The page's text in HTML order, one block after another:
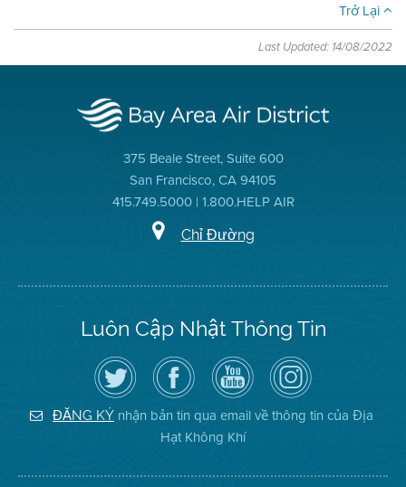
Trở Lại
Last Updated: 14/08/2022
375 Beale Street, Suite 600
San Francisco, CA 94105
415.749.5000 | 1.800.HELP AIR
Chỉ Đường
Luôn Cập Nhật Thông Tin
Hãy
theo
dõi
Địa
Hạt
Không
Truy
cập
Trang
Facebook
của
Địa
Hạt
Kênh
YouTube
của
Địa
Hạt
Không
Khí
Air
District
on
Instagram
ĐĂNG KÝ nhận bản tin qua email về thông tin của Địa
Hạt Không Khí